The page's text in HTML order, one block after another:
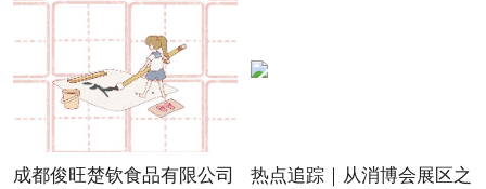
成都俊旺楚钦食品有限公司
热点追踪｜从消博会展区之